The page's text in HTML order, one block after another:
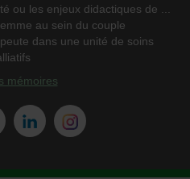
ou les enjeux didactiques de ...
au sein du couple
dans une unité de soins
mémoires